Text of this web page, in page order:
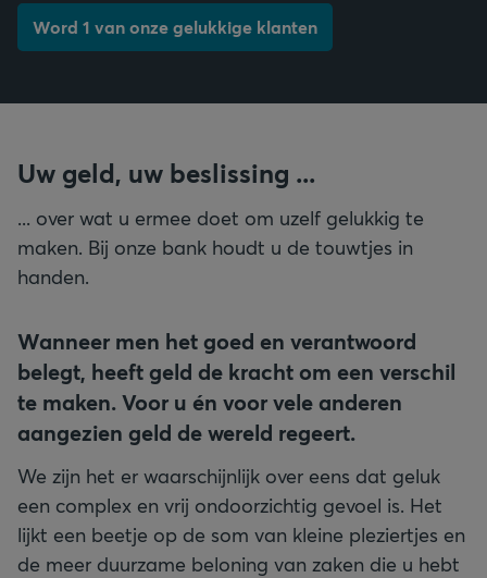
Word 1 van onze gelukkige klanten
Uw geld, uw beslissing ...
... over wat u ermee doet om uzelf gelukkig te
maken. Bij onze bank houdt u de touwtjes in
handen.
Wanneer men het goed en verantwoord
belegt, heeft geld de kracht om een verschil
te maken. Voor u én voor vele anderen
aangezien geld de wereld regeert.
We zijn het er waarschijnlijk over eens dat geluk
een complex en vrij ondoorzichtig gevoel is. Het
lijkt een beetje op de som van kleine pleziertjes en
de meer duurzame beloning van zaken die u hebt